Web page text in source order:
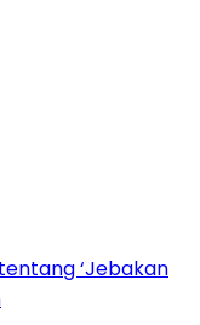
‘Jebakan